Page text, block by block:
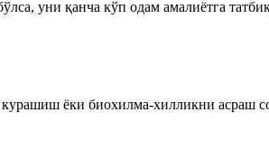
уни қанча кўп одам амалиётга
ёки биохилма-хилликни асраш